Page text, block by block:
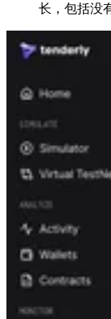
长，包括没